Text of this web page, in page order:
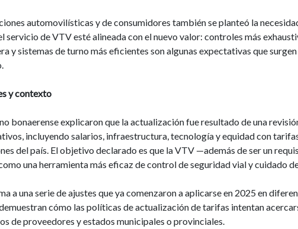
automovilísticas y de consumidores también se planteó la
servicio de VTV esté alineada con el nuevo valor: controles más
y sistemas de turno más eficientes son algunas expectativas que
y contexto
bonaerense explicaron que la actualización fue resultado de una
incluyendo salarios, infraestructura, tecnología y equidad con
del país. El objetivo declarado es que la VTV —además de ser un
una herramienta más eficaz de control de seguridad vial y cuidado
a una serie de ajustes que ya comenzaron a aplicarse en 2025 en
cómo las políticas de actualización de tarifas intentan
de proveedores y estados municipales o provinciales.